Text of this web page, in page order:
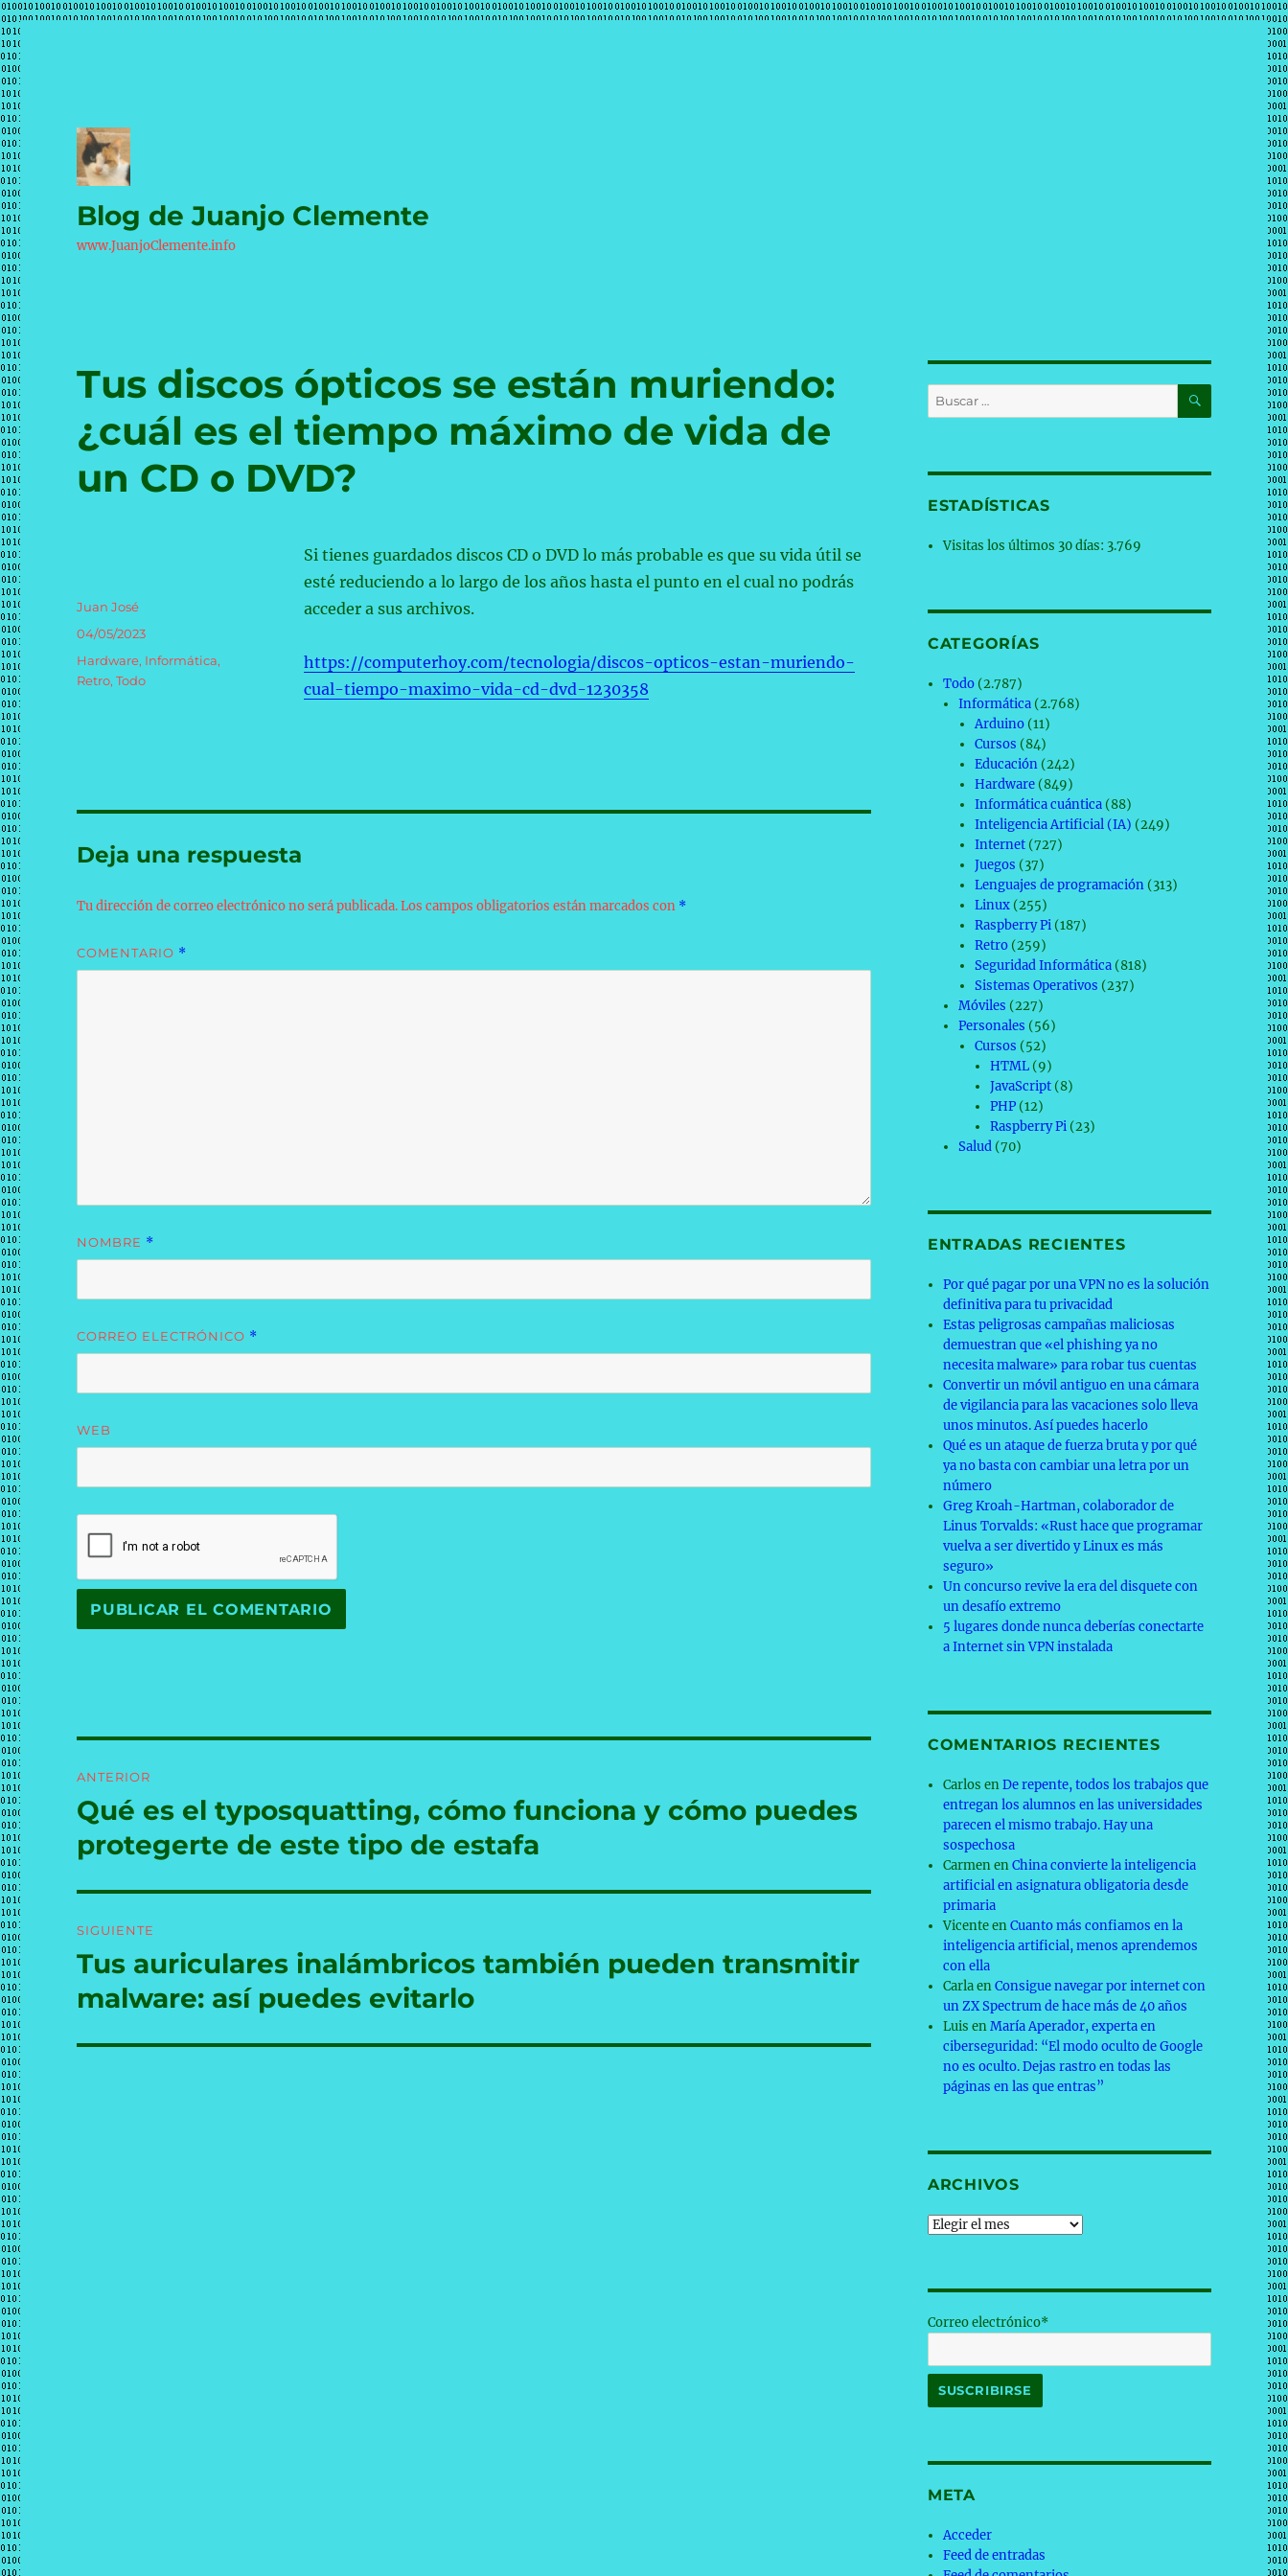
Blog de Juanjo Clemente
www.JuanjoClemente.info
Tus discos ópticos se están muriendo:
¿cuál es el tiempo máximo de vida de
un CD o DVD?
Si tienes guardados discos CD o DVD lo más probable es que su vida útil se
esté reduciendo a lo largo de los años hasta el punto en el cual no podrás
acceder a sus archivos.
https://computerhoy.com/tecnologia/discos-opticos-estan-muriendo-
cual-tiempo-maximo-vida-cd-dvd-1230358
Autor
Juan José
Publicado
04/05/2023
Categorías
Hardware, Informática,
Retro,Todo
Deja una respuesta
Tu dirección de correo electrónico no será publicada.Los campos obligatorios están marcados con *
COMENTARIO *
NOMBRE *
CORREO ELECTRÓNICO *
WEB
de
entradas
ANTERIOR
Entrada
anterior:
Qué es el typosquatting, cómo funciona y cómo puedes
protegerte de este tipo de estafa
SIGUIENTE
Entrada
siguiente:
Tus auriculares inalámbricos también pueden transmitir
malware: así puedes evitarlo
Buscar
por:
BUSCAR
ESTADÍSTICAS
Visitas los últimos 30 días: 3.769
CATEGORÍAS
Todo (2.787)
Informática (2.768)
Arduino(11)
Cursos (84)
Educación(242)
Hardware(849)
Informática cuántica(88)
Inteligencia Artificial (IA) (249)
Internet(727)
Juegos (37)
Lenguajes de programación(313)
Linux(255)
Raspberry Pi(187)
Retro(259)
Seguridad Informática(818)
Sistemas Operativos (237)
Móviles (227)
Personales (56)
Cursos (52)
HTML(9)
JavaScript(8)
PHP(12)
Raspberry Pi(23)
Salud (70)
ENTRADAS RECIENTES
Por qué pagar por una VPN no es la solución
definitiva para tu privacidad
Estas peligrosas campañas maliciosas
demuestran que «el phishing ya no
necesita malware» para robar tus cuentas
Convertir un móvil antiguo en una cámara
de vigilancia para las vacaciones solo lleva
unos minutos. Así puedes hacerlo
Qué es un ataque de fuerza bruta y por qué
ya no basta con cambiar una letra por un
número
Greg Kroah-Hartman, colaborador de
Linus Torvalds: «Rust hace que programar
vuelva a ser divertido y Linux es más
seguro»
Un concurso revive la era del disquete con
un desafío extremo
5 lugares donde nunca deberías conectarte
a Internet sin VPN instalada
COMENTARIOS RECIENTES
Carlos enDe repente, todos los trabajos que
entregan los alumnos en las universidades
parecen el mismo trabajo. Hay una
sospechosa
CarmenenChina convierte la inteligencia
artificial en asignatura obligatoria desde
primaria
VicenteenCuanto más confiamos en la
inteligencia artificial, menos aprendemos
con ella
CarlaenConsigue navegar por internet con
un ZX Spectrum de hace más de 40 años
Luis enMaría Aperador, experta en
ciberseguridad: “El modo oculto de Google
no es oculto. Dejas rastro en todas las
páginas en las que entras”
ARCHIVOS
Archivos
Correo electrónico*
META
Acceder
Feed de entradas